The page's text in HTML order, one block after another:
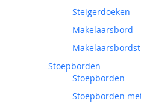
Steigerdoeken
Makelaarsbord
Stoepborden
Stoepborden
Stoepborden